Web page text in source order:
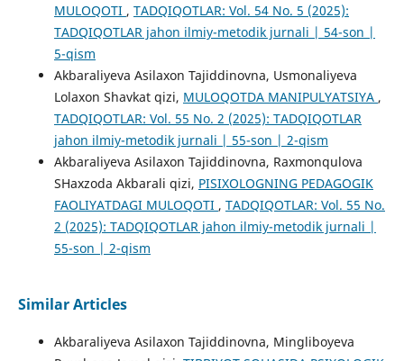
MULOQOTI , TADQIQOTLAR: Vol. 54 No. 5 (2025):
TADQIQOTLAR jahon ilmiy-metodik jurnali | 54-son |
5-qism
Akbaraliyeva Asilaxon Tajiddinovna, Usmonaliyeva
Lolaxon Shavkat qizi, MULOQOTDA MANIPULYATSIYA ,
TADQIQOTLAR: Vol. 55 No. 2 (2025): TADQIQOTLAR
jahon ilmiy-metodik jurnali | 55-son | 2-qism
Akbaraliyeva Asilaxon Tajiddinovna, Raxmonqulova
SHaxzoda Akbarali qizi, PISIXOLOGNING PEDAGOGIK
FAOLIYATDAGI MULOQOTI , TADQIQOTLAR: Vol. 55 No.
2 (2025): TADQIQOTLAR jahon ilmiy-metodik jurnali |
55-son | 2-qism
Similar Articles
Akbaraliyeva Asilaxon Tajiddinovna, Mingliboyeva